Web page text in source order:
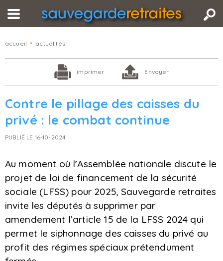
accueil • actualités
imprimer Envoyer
Contre le pillage des caisses du
privé : le combat continue
PUBLIÉ LE 16-10-2024
Au moment où l’Assemblée nationale discute le
projet de loi de financement de la sécurité
sociale (LFSS) pour 2025, Sauvegarde retraites
invite les députés à supprimer par
amendement l’article 15 de la LFSS 2024 qui
permet le siphonnage des caisses du privé au
profit des régimes spéciaux prétendument